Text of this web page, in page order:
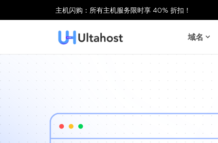
主机闪购：所有主机服务限时享 40% 折扣！
域名